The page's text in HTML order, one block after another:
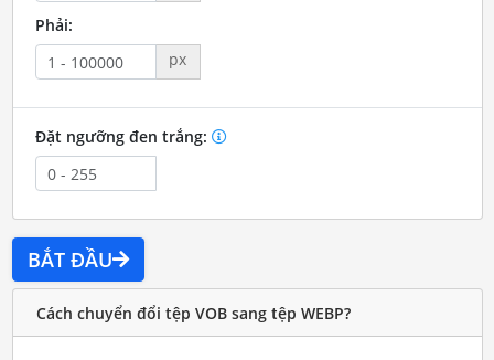
Phải:
px
Đặt ngưỡng đen trắng:
BẮT ĐẦU
Cách chuyển đổi tệp VOB sang tệp WEBP?